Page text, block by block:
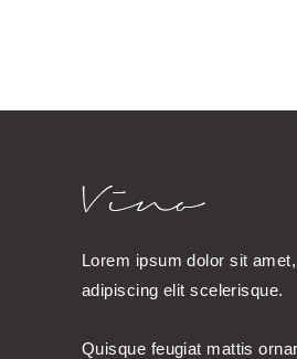
Lorem ipsum dolor sit
adipiscing elit scelerisque.
Quisque feugiat mattis